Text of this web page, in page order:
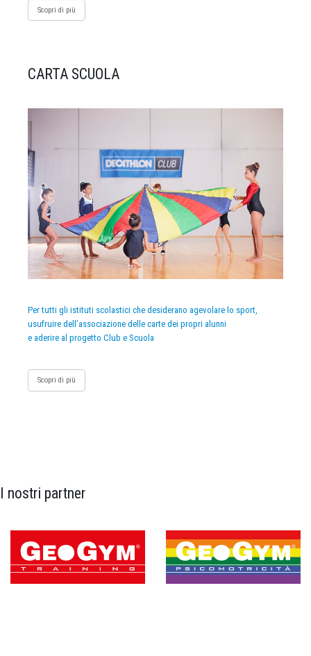
Scopri di più
CARTA SCUOLA
Per tutti gli istituti scolastici che desiderano agevolare lo sport,
usufruire dell’associazione delle carte dei propri alunni
e aderire al progetto Club e Scuola
Scopri di più
I nostri partner